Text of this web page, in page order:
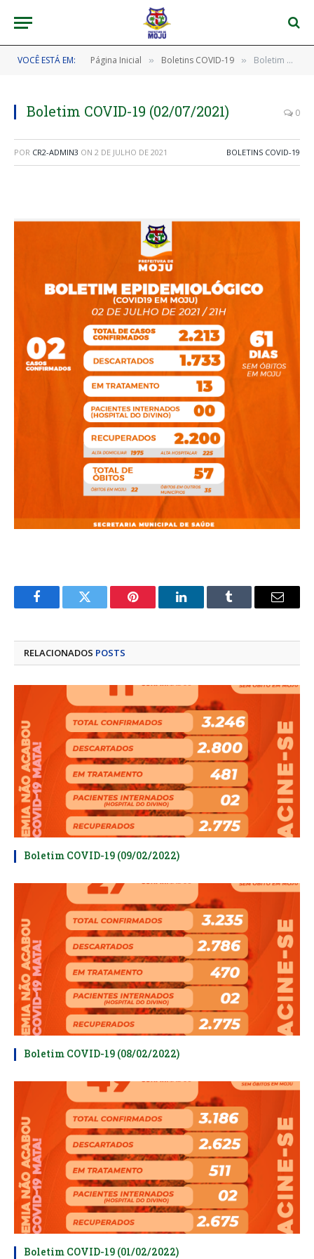
VOCÊ ESTÁ EM: Página Inicial » Boletins COVID-19 » Boletim COVID-19 (02/07/2021)
Boletim COVID-19 (02/07/2021) 0
POR CR2-ADMIN3 ON 2 DE JULHO DE 2021 BOLETINS COVID-19
FacebookTwitter Pinterest LinkedInTumblr
E-
RELACIONADOS POSTS
Boletim COVID-19 (09/02/2022)
Boletim COVID-19 (08/02/2022)
Boletim COVID-19 (01/02/2022)